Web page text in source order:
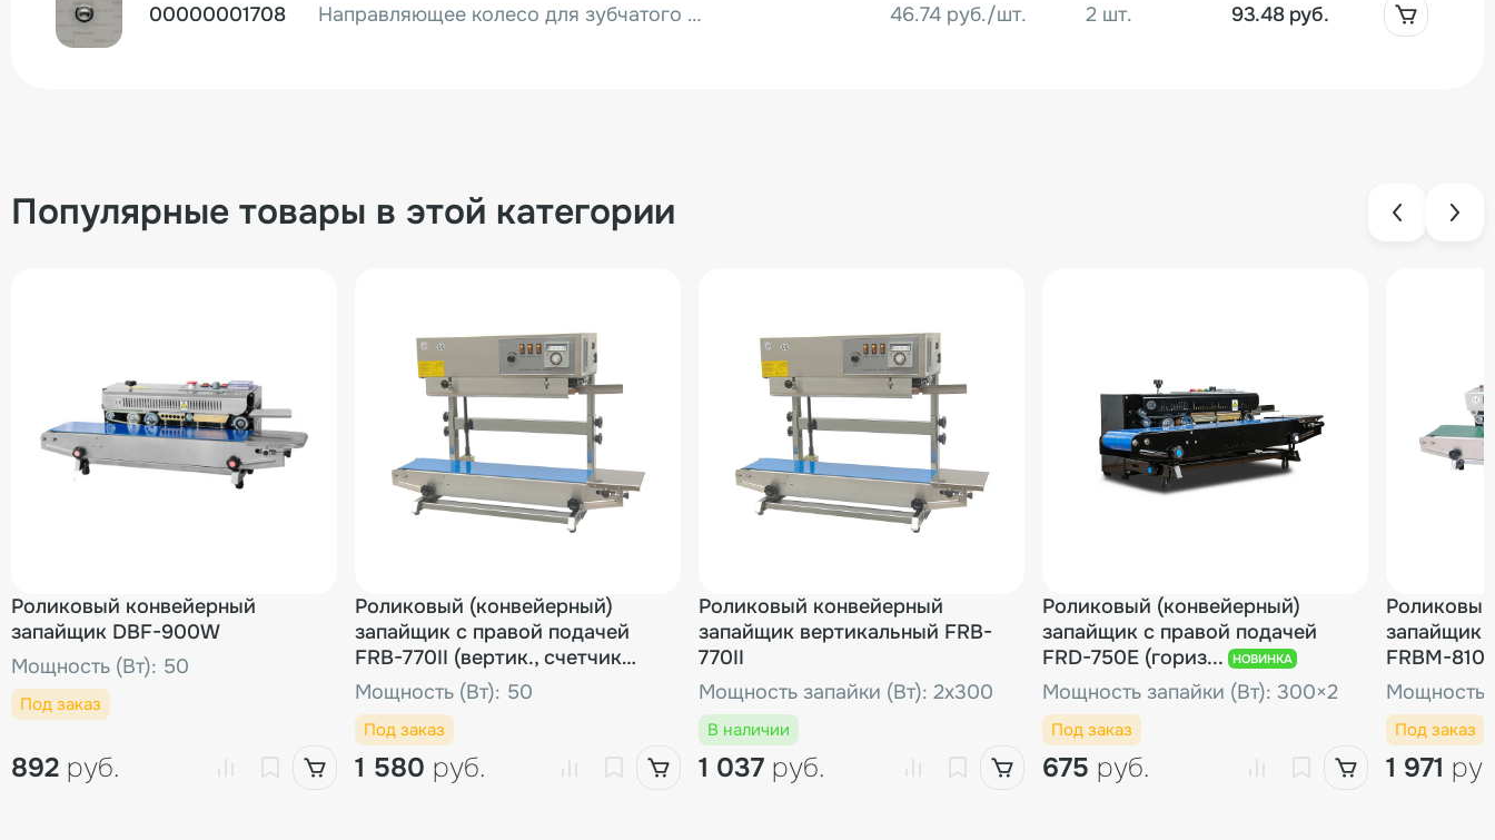
00000001708 Направляющее колесо для зубчатого ремня для FRB-770 46.74 руб./шт. 2 шт. 93.48 руб.
Защитная крышка для FRB-770 50.08 руб./шт.
00000006724 36.72 руб./шт. 2 шт. 73.44 руб.
50.08 руб./шт.
00000000872 63.43 руб./шт. 1 шт. 63.43 руб.
28.05 руб./шт. 2 шт. 56.10 руб.
23.37 руб./шт. 1 шт.
Популярные товары в этой категории
Роликовый конвейерный
запайщик DBF-900W
Мощность (Вт): 50
Под заказ
892 руб.
Роликовый (конвейерный)
запайщик с правой подачей
FRB-770II (вертик., счетчик
пакетов)
Мощность (Вт): 50
Под заказ
1 580 руб.
Роликовый конвейерный
запайщик вертикальный FRB-
770II
Мощность запайки (Вт): 2х300
В наличии
1 037 руб.
Роликовый (конвейерный)
запайщик с правой подачей
FRD-750E (гориз...
НОВИНКА
Мощность запайки (Вт): 300×2
Под заказ
675 руб.
запайщик
FRBM-
пакетов)
Мощность
Под заказ
1 971